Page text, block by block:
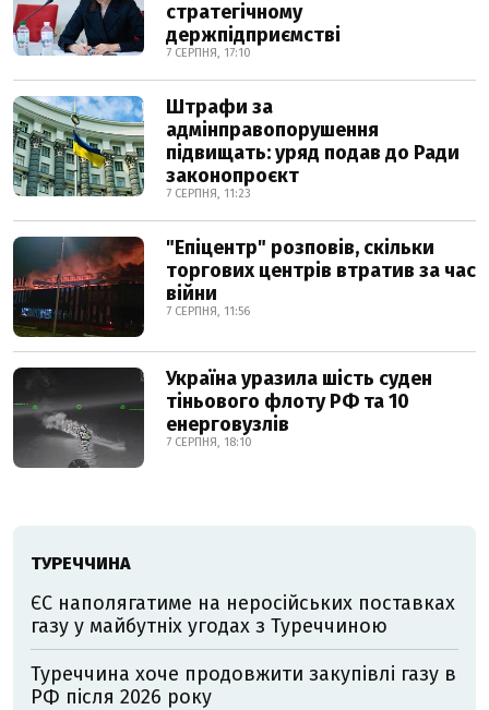
стратегічному
держпідприємстві
7 СЕРПНЯ, 17:10
Штрафи за
адмінправопорушення
підвищать: уряд подав до Ради
законопроєкт
7 СЕРПНЯ, 11:23
"Епіцентр" розповів, скільки
торгових центрів втратив за час
війни
7 СЕРПНЯ, 11:56
Україна уразила шість суден
тіньового флоту РФ та 10
енерговузлів
7 СЕРПНЯ, 18:10
ТУРЕЧЧИНА
ЄС наполягатиме на неросійських поставках
газу у майбутніх угодах з Туреччиною
Туреччина хоче продовжити закупівлі газу в
РФ після 2026 року